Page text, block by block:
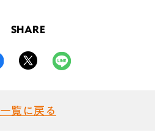
SHARE
一覧に戻る